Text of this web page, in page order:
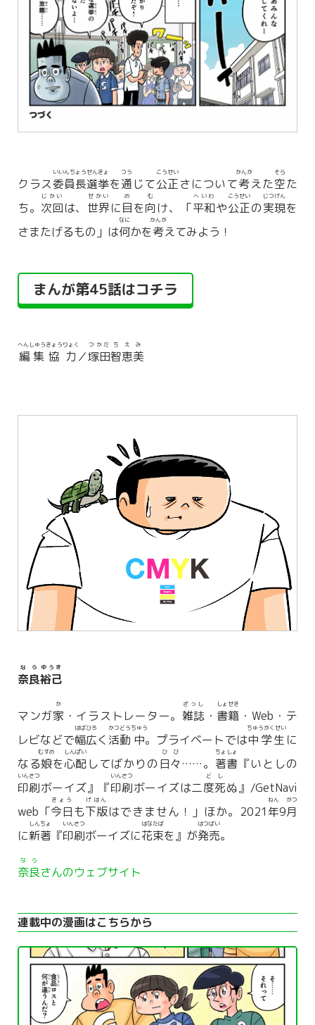
クラス委員長
いいんちょう
選挙
せんきょ
を通
つう
じて公正
こうせい
さについて考
かんが
えた空
そら
た
ち。 次回
じかい
は、 世界
せかい
に目
め
を向
む
け、「平和
へいわ
や公正
こうせい
の実現
じつげん
を
さまたげるもの」は何
なに
かを考
かんが
えてみよう！
まんが第45話はコチラ
編集
へんしゅう
協力
きょうりょく
／塚田
つかだ
智恵美
ちえみ
奈良
なら
裕己
ゆうき
マンガ家
か
・イラストレーター。 雑誌
ざっし
・ 書籍
しょせき
・Web・テ
レビなどで幅広
はばひろ
く 活動
かつどう
中
ちゅう
。プライベートでは中学生
ちゅうがくせい
に
なる娘
むすめ
を心配
しんぱい
してばかりの日々
ひび
……。 著書
ちょしょ
『いとしの
印刷
いんさつ
ボーイズ』『印刷
いんさつ
ボーイズは二度
ど
死
し
ぬ』/GetNavi
web「今日
きょう
も下版
げはん
はできません！」ほか。2021 年
ねん
9月
がつ
に新著
しんちょ
『印刷
いんさつ
ボーイズに花束
はなたば
を』が発売
はつばい
。
奈良
なら
さんのウェブサイト
連載中の漫画はこちらから